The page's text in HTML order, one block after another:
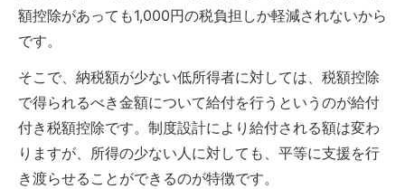
額控除があっても1,000円の税負担しか軽減されないから
です。
そこで、納税額が少ない低所得者に対しては、税額控除
で得られるべき金額について給付を行うというのが給付
付き税額控除です。制度設計により給付される額は変わ
りますが、所得の少ない人に対しても、平等に支援を行
き渡らせることができるのが特徴です。